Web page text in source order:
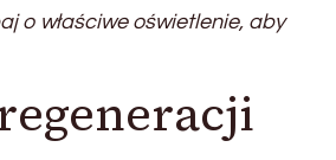
o właściwe oświetlenie, aby